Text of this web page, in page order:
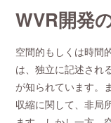
WVR開発
空間的もしくは時間
は、独立に記述され
が知られています。
収縮に関して、非局